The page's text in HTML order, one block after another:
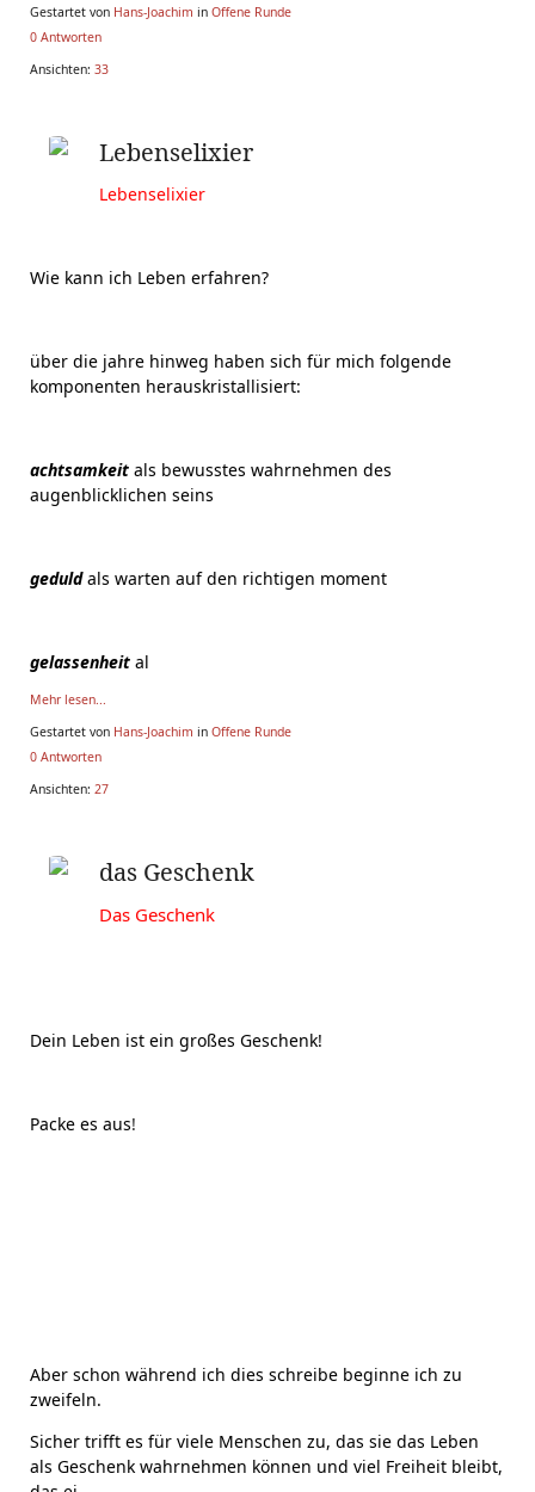
Gestartet von Hans-Joachim in Offene Runde
0 Antworten
Ansichten: 33
Lebenselixier
Lebenselixier
Wie kann ich Leben erfahren?
über die jahre hinweg haben sich für mich folgende
komponenten herauskristallisiert:
achtsamkeit als bewusstes wahrnehmen des
augenblicklichen seins
geduldals warten auf den richtigen moment
gelassenheit al
Mehr lesen...
Gestartet von Hans-Joachim in Offene Runde
0 Antworten
Ansichten: 27
das Geschenk
Das Geschenk
Dein Leben ist ein großes Geschenk!
Packe es aus!
Aber schon während ich dies schreibe beginne ich zu
zweifeln.
Sicher trifft es für viele Menschen zu, das sie das Leben
als Geschenk wahrnehmen können und viel Freiheit bleibt,